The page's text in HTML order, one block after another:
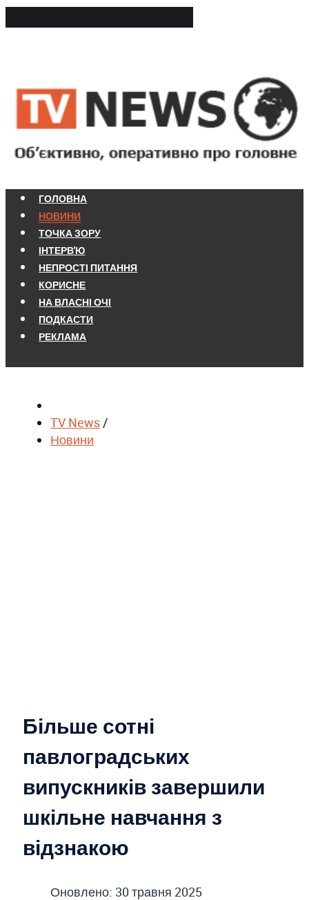
ГОЛОВНА
НОВИНИ
ТОЧКА ЗОРУ
ІНТЕРВ'Ю
НЕПРОСТІ ПИТАННЯ
КОРИСНЕ
НА ВЛАСНІ ОЧІ
ПОДКАСТИ
РЕКЛАМА
TV News/
Новини
Більше сотні
павлоградських
випускників завершили
шкільне навчання з
відзнакою
Оновлено: 30 травня 2025